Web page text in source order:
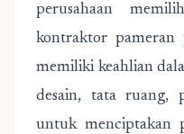
perusahaan
kontraktor pameran
memiliki keahlian
desain, tata ruang,
untuk menciptakan